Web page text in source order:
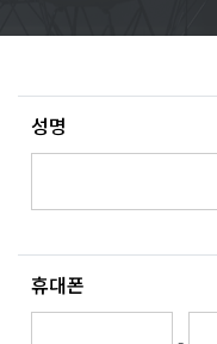
성명
휴대폰